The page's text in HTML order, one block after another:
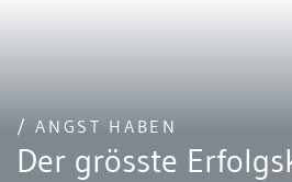
/ ANGST HABEN
Der grösste